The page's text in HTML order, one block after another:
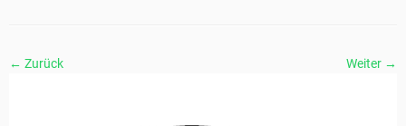
← Zurück Weiter →